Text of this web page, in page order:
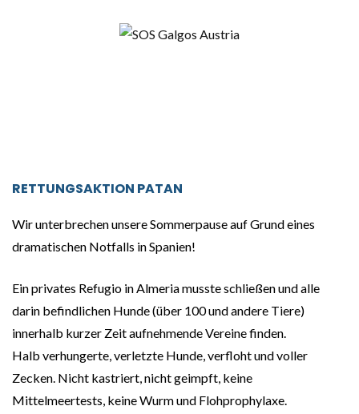
RETTUNGSAKTION PATAN
Wir unterbrechen unsere Sommerpause auf Grund eines
dramatischen Notfalls in Spanien!
Ein privates Refugio in Almeria musste schließen und alle
darin befindlichen Hunde (über 100 und andere Tiere)
innerhalb kurzer Zeit aufnehmende Vereine finden.
Halb verhungerte, verletzte Hunde, verfloht und voller
Zecken. Nicht kastriert, nicht geimpft, keine
Mittelmeertests, keine Wurm und Flohprophylaxe.